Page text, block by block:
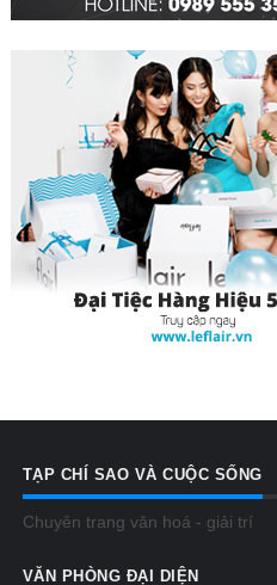
TẠP CHÍ SAO VÀ CUỘC SỐNG
Chuyên trang văn hoá - giải trí
VĂN PHÒNG ĐẠI DIỆN